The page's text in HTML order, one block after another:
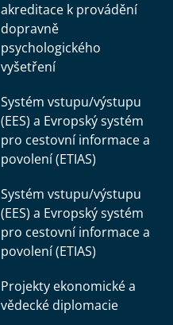
akreditace k provádění
dopravně
psychologického
vyšetření
Systém vstupu/výstupu
(EES) a Evropský systém
pro cestovní informace a
povolení (ETIAS)
Systém vstupu/výstupu
(EES) a Evropský systém
pro cestovní informace a
povolení (ETIAS)
Projekty ekonomické a
vědecké diplomacie